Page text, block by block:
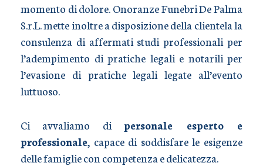
momento di dolore. Onoranze Funebri De Palma
S.r.L. mette inoltre a disposizione della clientela la
consulenza di affermati studi professionali per
l’adempimento di pratiche legali e notarili per
l’evasione di pratiche legali legate all’evento
luttuoso.
Ci avvaliamo dipersonale esperto e
professionale, capace di soddisfare le esigenze
delle famiglie con competenza e delicatezza.